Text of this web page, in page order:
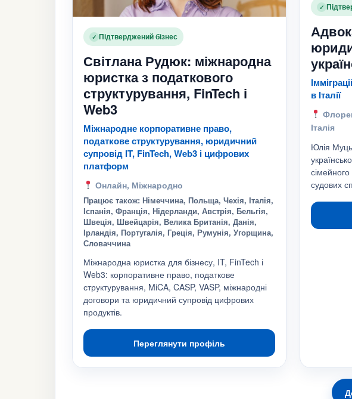
✓ Підтверджений бізнес
Світлана Рудюк: міжнародна
юристка з податкового
структурування, FinTech і
Web3
Міжнародне корпоративне право,
податкове структурування, юридичний
супровід IT, FinTech, Web3 і цифрових
платформ
Онлайн, Міжнародно
Працює також: Німеччина, Польща, Чехія, Італія,
Іспанія, Франція, Нідерланди, Австрія, Бельгія,
Швеція, Швейцарія, Велика Британія, Данія,
Ірландія, Португалія, Греція, Румунія, Угорщина,
Словаччина
Міжнародна юристка для бізнесу, IT, FinTech і
Web3: корпоративне право, податкове
структурування, MiCA, CASP, VASP, міжнародні
договори та юридичний супровід цифрових
продуктів.
Переглянути профіль
✓
в Італії
Італія
Юлія
судових